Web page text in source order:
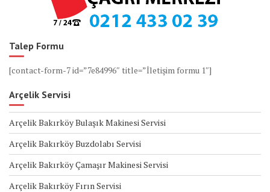
Talep Formu
[contact-form-7 id=”7e84996″ title=”İletişim formu 1″]
Arçelik Servisi
Arçelik Bakırköy Bulaşık Makinesi Servisi
Arçelik Bakırköy Buzdolabı Servisi
Arçelik Bakırköy Çamaşır Makinesi Servisi
Arçelik Bakırköy Fırın Servisi